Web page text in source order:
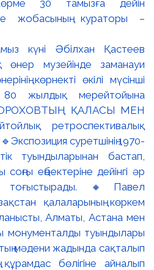
күні Әбілхан Қастеев
музейінде заманауи
көрнекті өкілі мүсінші
жылдық мерейтойына
ҚАЛАСЫ МЕН
ретроспективалық
суретшінің 1970-
туындыларынан бастап,
еңбектеріне дейінгі әр
тоғыстырады. 🔸Павел
қалаларының көркем
Алматы, Астана мен
монументалды туындылары
мәдени жадында сақталып
бөлігіне айналып